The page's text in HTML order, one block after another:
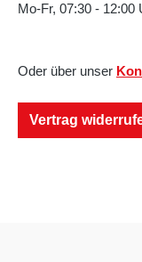
Mo-Fr, 07:30 - 12:00
Oder über unser
Vertrag